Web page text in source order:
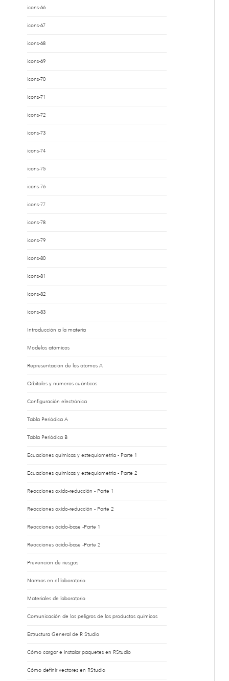
icons-66
icons-67
icons-68
icons-69
icons-70
icons-71
icons-72
icons-73
icons-74
icons-75
icons-76
icons-77
icons-78
icons-79
icons-80
icons-81
icons-82
icons-83
Introducción a la materia
Modelos atómicos
Representación de los átomos A
Orbitales y números cuánticos
Configuración electrónica
Tabla Periódica A
Tabla Periódica B
Ecuaciones químicas y estequiometria - Parte 1
Ecuaciones químicas y estequiometria - Parte 2
Reacciones oxido-reducción - Parte 1
Reacciones oxido-reducción - Parte 2
Reacciones ácido-base -Parte 1
Reacciones ácido-base -Parte 2
Prevención de riesgos
Normas en el laboratorio
Materiales de laboratorio
Comunicación de los peligros de los productos químicos
Estructura General de R Studio
Cómo cargar e instalar paquetes en RStudio
Cómo definir vectores en RStudio